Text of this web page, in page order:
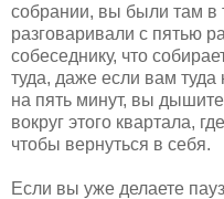
собрании, вы были там в
разговаривали с пятью
собеседнику, что
туда, даже если вам туда
на пять минут, вы
вокруг этого квартала,
чтобы вернуться в себя.
Если вы уже делаете